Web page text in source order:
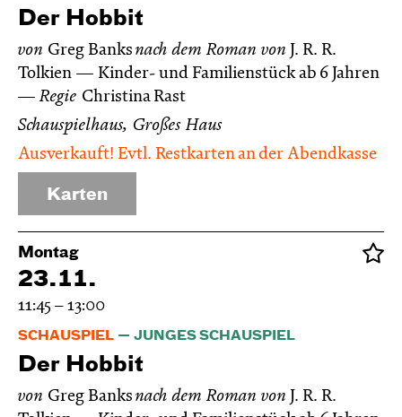
Der Hobbit
von Greg Banks nach dem Roman von J. R. R.
Tolkien
Kinder- und Familienstück ab 6 Jahren
Regie Christina Rast
Schauspielhaus, Großes Haus
Ausverkauft! Evtl. Restkarten an der Abendkasse
Karten
Montag
23.11.
11:45 – 13:00
SCHAUSPIEL JUNGES SCHAUSPIEL
Der Hobbit
von Greg Banks nach dem Roman von J. R. R.